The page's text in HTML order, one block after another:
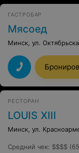
ГАСТРОБАР
Мясоед
Минск, ул.
РЕСТОРАН
LOUIS XIII
Минск, ул.
Средний чек: $$$$